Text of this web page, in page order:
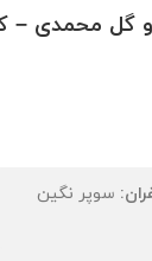
سوپر نگین